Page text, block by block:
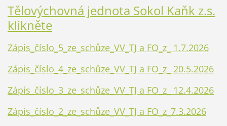
Tělovýchovná jednota Sokol Kaňk z.s.
klikněte
Zápis_číslo_5_ze_schůze_VV_TJ a FO_z_ 1.7.2026
Zápis_číslo_4_ze_schůze_VV_TJ a FO_z_ 20.5.2026
Zápis_číslo_3_ze_schůze_VV_TJ a FO_z_ 12.4.2026
Zápis_číslo_2_ze_schůze_VV_TJ a FO_z_7.3.2026